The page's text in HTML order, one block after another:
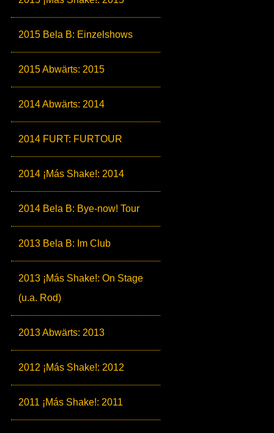
2015 Bela B: Einzelshows
2015 Abwärts: 2015
2014 Abwärts: 2014
2014 FURT: FURTOUR
2014 ¡Más Shake!: 2014
2014 Bela B: Bye-now! Tour
2013 Bela B: Im Club
2013 ¡Más Shake!: On Stage
(u.a. Rod)
2013 Abwärts: 2013
2012 ¡Más Shake!: 2012
2011 ¡Más Shake!: 2011